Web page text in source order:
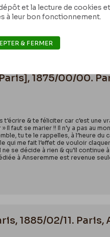
chez toi, & s’il est encore de ce
1875/00/00.
& te féliciter car c’est une
faut se marier !! Il n’y a pas au
tu te le rappelles, à l’heure du
qui me fait l’effet de vouloir
se décide à rien & qu’il continue
à Anseremme est revenue
1885/02/11.
et la lecture de cookies
à leur bon fonctionnement.
& FERMER